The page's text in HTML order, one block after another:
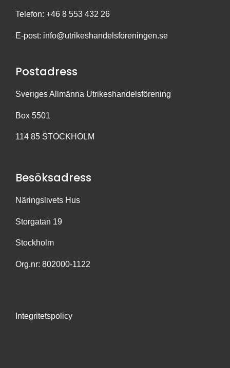
Telefon: +46 8 553 432 26
E-post: info@utrikeshandelsforeningen.se
Postadress
Sveriges Allmänna Utrikeshandelsförening
Box 5501
114 85 STOCKHOLM
Besöksadress
Näringslivets Hus
Storgatan 19
Stockholm
Org.nr: 802000-1122
Integritetspolicy